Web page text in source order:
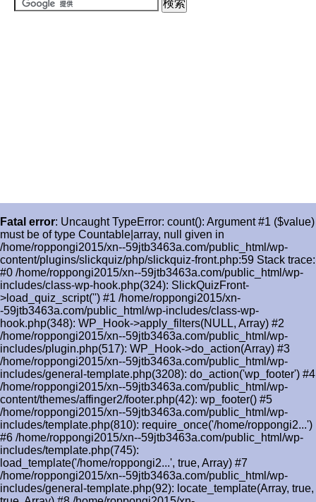
Fatal error: Uncaught TypeError: count(): Argument #1 ($value)
must be of type Countable|array, null given in
/home/roppongi2015/xn--59jtb3463a.com/public_html/wp-
content/plugins/slickquiz/php/slickquiz-front.php:59 Stack trace:
#0 /home/roppongi2015/xn--59jtb3463a.com/public_html/wp-
includes/class-wp-hook.php(324): SlickQuizFront-
>load_quiz_script('') #1 /home/roppongi2015/xn-
-59jtb3463a.com/public_html/wp-includes/class-wp-
hook.php(348): WP_Hook->apply_filters(NULL, Array) #2
/home/roppongi2015/xn--59jtb3463a.com/public_html/wp-
includes/plugin.php(517): WP_Hook->do_action(Array) #3
/home/roppongi2015/xn--59jtb3463a.com/public_html/wp-
includes/general-template.php(3208): do_action('wp_footer') #4
/home/roppongi2015/xn--59jtb3463a.com/public_html/wp-
content/themes/affinger2/footer.php(42): wp_footer() #5
/home/roppongi2015/xn--59jtb3463a.com/public_html/wp-
includes/template.php(810): require_once('/home/roppongi2...')
#6 /home/roppongi2015/xn--59jtb3463a.com/public_html/wp-
includes/template.php(745):
load_template('/home/roppongi2...', true, Array) #7
/home/roppongi2015/xn--59jtb3463a.com/public_html/wp-
includes/general-template.php(92): locate_template(Array, true,